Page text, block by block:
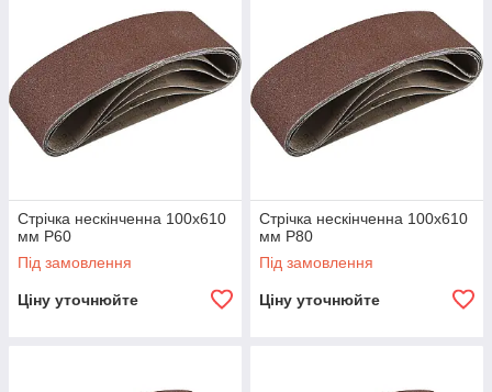
Стрічка нескінченна 100х610
мм Р60
Під замовлення
Ціну уточнюйте
Стрічка нескінченна 100х610
мм P80
Під замовлення
Ціну уточнюйте